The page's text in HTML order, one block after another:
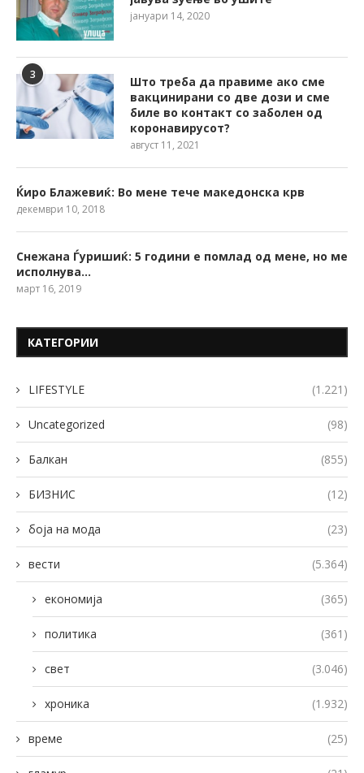
јануари 14, 2020
3
Што треба да правиме ако сме
вакцинирани со две дози и сме
биле во контакт со заболен од
коронавирусот?
август 11, 2021
Ќиро Блажевиќ: Во мене тече македонска крв
декември 10, 2018
Снежана Ѓуришиќ: 5 години е помлад од мене, но ме
исполнува…
март 16, 2019
КАТЕГОРИИ
LIFESTYLE (1.221)
Uncategorized (98)
Балкан (855)
БИЗНИС (12)
боја на мода (23)
вести (5.364)
економија (365)
политика (361)
свет (3.046)
хроника (1.932)
време (25)